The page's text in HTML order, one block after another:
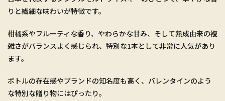
りと繊細な味わいが特徴です。
柑橘系やフルーティな香り、やわらかな甘み、そして熟成由来の複
雑さがバランスよく感じられ、特別な1本として非常に人気があり
ます。
ボトルの存在感やブランドの知名度も高く、バレンタインのよう
な特別な贈り物にはぴったり。